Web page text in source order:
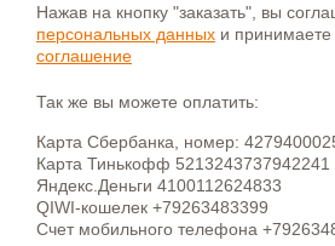
Нажав на кнопку "заказать", вы
персональных данных и принимаете
соглашение
Так же вы можете оплатить:
Карта Сбербанка, номер:
Карта Тинькофф 5213243737942241
Яндекс.Деньги 4100112624833
QIWI-кошелек +79263483399
Счет мобильного телефона